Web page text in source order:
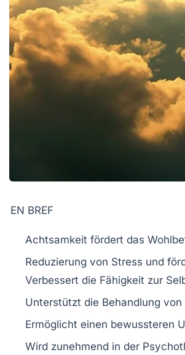
EN BREF
Achtsamkeit fördert das
Reduzierung von Stress und
Verbessert die Fähigkeit zur
Unterstützt die Behandlung
Ermöglicht einen bewussteren
Wird zunehmend in der